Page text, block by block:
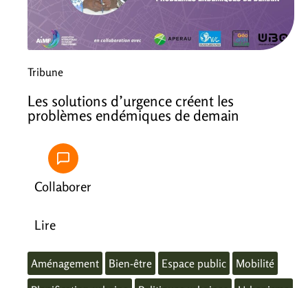
Tribune
Les solutions d’urgence créent les
problèmes endémiques de demain
Collaborer
Lire
Aménagement Bien-être Espace public
Mobilité